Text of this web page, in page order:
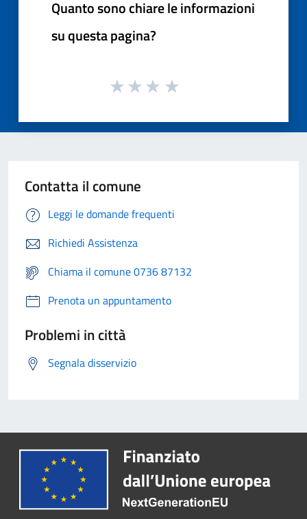
Quanto sono chiare le informazioni
su questa pagina?
Contatta il comune
Leggi le domande frequenti
Richiedi Assistenza
Chiama il comune 0736 87132
Prenota un appuntamento
Problemi in città
Segnala disservizio